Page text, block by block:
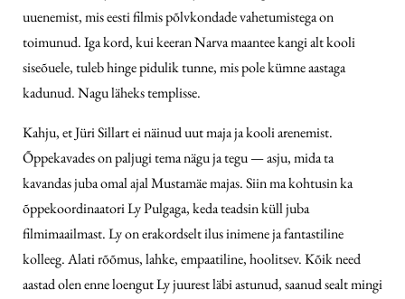
uuenemist, mis eesti filmis põlvkondade vahetumistega on
toimunud. Iga kord, kui keeran Narva maantee kangi alt kooli
siseõuele, tuleb hinge pidulik tunne, mis pole kümne aastaga
kadunud. Nagu läheks templisse.
Kahju, et Jüri Sillart ei näinud uut maja ja kooli arenemist.
Õppekavades on paljugi tema nägu ja tegu — asju, mida ta
kavandas juba omal ajal Mustamäe majas. Siin ma kohtusin ka
õppekoordinaatori Ly Pulgaga, keda teadsin küll juba
filmimaailmast. Ly on erakordselt ilus inimene ja fantastiline
kolleeg. Alati rõõmus, lahke, empaatiline, hoolitsev. Kõik need
aastad olen enne loengut Ly juurest läbi astunud, saanud sealt mingi